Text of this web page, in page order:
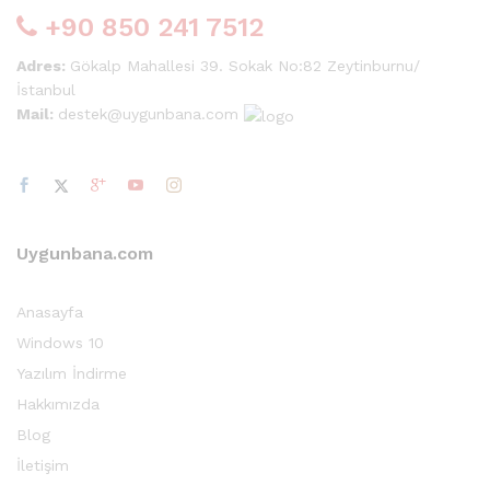
+90 850 241 7512
Adres: Gökalp Mahallesi 39. Sokak No:82 Zeytinburnu/
İstanbul
Mail: destek@uygunbana.com
Uygunbana.com
Anasayfa
Windows 10
Yazılım İndirme
Hakkımızda
Blog
İletişim